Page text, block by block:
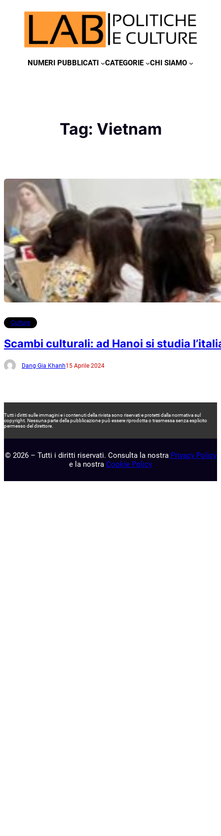
NUMERI PUBBLICATI CATEGORIE CHI SIAMO
Tag: Vietnam
Culture
Scambi culturali: ad Hanoi si studia
Dang Gia Khanh15 Aprile 2024
Tutti i diritti sulle immagini e i contenuti della rivista sono riservati e protetti dalla normativa sul
copyright. Nessuna parte della pubblicazione può essere riprodotta o trasmessa senza esplicito
permesso del direttore.
© 2026 – Tutti i diritti riservati. Consulta la nostra Privacy Policy
e la nostra Cookie Policy